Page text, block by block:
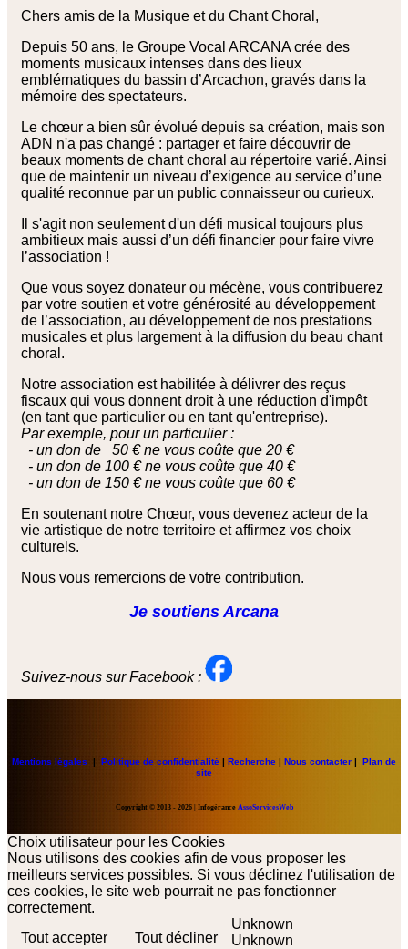
Chers amis de la Musique et du Chant Choral,
Depuis 50 ans, le Groupe Vocal ARCANA crée des
moments musicaux intenses dans des lieux
emblématiques du bassin d’Arcachon, gravés dans la
mémoire des spectateurs.
Le chœur a bien sûr évolué depuis sa création, mais son
ADN n'a pas changé : partager et faire découvrir de
beaux moments de chant choral au répertoire varié. Ainsi
que de maintenir un niveau d’exigence au service d’une
qualité reconnue par un public connaisseur ou curieux.
Il s'agit non seulement d'un défi musical toujours plus
ambitieux mais aussi d’un défi financier pour faire vivre
l’association !
Que vous soyez donateur ou mécène, vous contribuerez
par votre soutien et votre générosité au développement
de l’association, au développement de nos prestations
musicales et plus largement à la diffusion du beau chant
choral.
Notre association est habilitée à délivrer des reçus
fiscaux qui vous donnent droit à une réduction d'impôt
(en tant que particulier ou en tant qu'entreprise).
Par exemple, pour un particulier :
- un don de 50 € ne vous coûte que 20 €
- un don de 100 € ne vous coûte que 40 €
- un don de 150 € ne vous coûte que 60 €
En soutenant notre Chœur, vous devenez acteur de la
vie artistique de notre territoire et affirmez vos choix
culturels.
Nous vous remercions de votre contribution.
Je soutiens Arcana
Suivez-nous sur Facebook :
Mentions légales | Politique de confidentialité | Recherche | Nous contacter | Plan de
site
Copyright © 2013 - 2026 | Infogérance AssoServicesWeb
Choix utilisateur pour les Cookies
Nous utilisons des cookies afin de vous proposer les
meilleurs services possibles. Si vous déclinez l'utilisation de
ces cookies, le site web pourrait ne pas fonctionner
correctement.
Tout accepter
Tout décliner
Unknown
Unknown